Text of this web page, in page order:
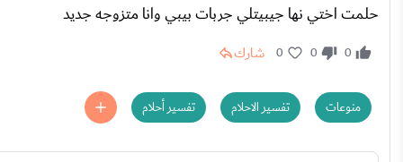
حلمت اختي نها جيبيتلي جربات بيبي وانا متزوجه جديد
0
0
0 شارك
منوعات تفسير الاحلام تفسير أحلام